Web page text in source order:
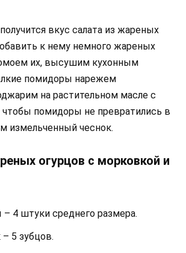
вкус салата из жареных
к нему немного жареных
их, высушим кухонным
помидоры нарежем
на растительном масле с
помидоры не превратились в
измельченный чеснок.
огурцов с морковкой и
– 4 штуки среднего размера.
5 зубцов.